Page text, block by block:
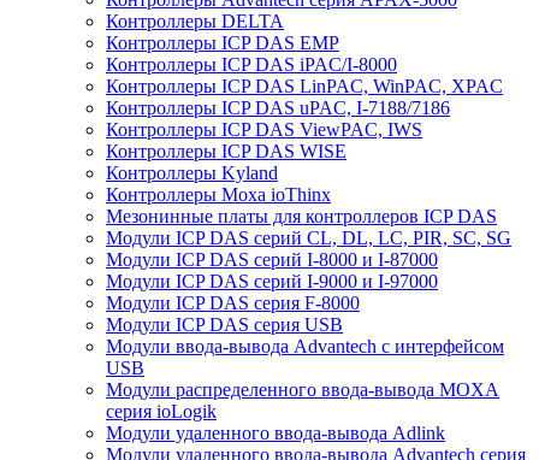
Контроллеры DELTA
Контроллеры ICP DAS EMP
Контроллеры ICP DAS iPAC/I-8000
Контроллеры ICP DAS LinPAC, WinPAC, XPAC
Контроллеры ICP DAS uPAC, I-7188/7186
Контроллеры ICP DAS ViewPAC, IWS
Контроллеры ICP DAS WISE
Контроллеры Kyland
Контроллеры Moxa ioThinx
Мезонинные платы для контроллеров ICP DAS
Модули ICP DAS серий CL, DL, LC, PIR, SC, SG
Модули ICP DAS серий I-8000 и I-87000
Модули ICP DAS серий I-9000 и I-97000
Модули ICP DAS серия F-8000
Модули ICP DAS серия USB
Модули ввода-вывода Advantech с интерфейсом
USB
Модули распределенного ввода-вывода MOXA
серия ioLogik
Модули удаленного ввода-вывода Adlink
Модули удаленного ввода-вывода Advantech серия